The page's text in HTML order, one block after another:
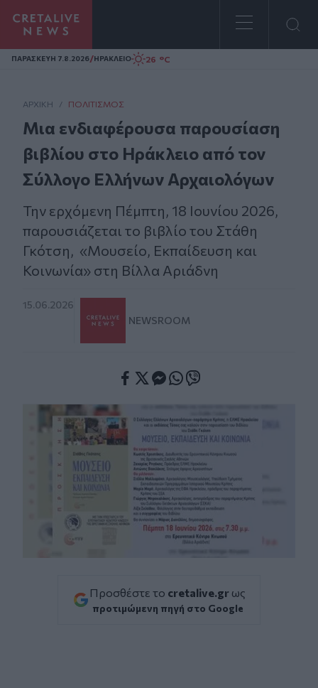
Homepage
ΠΑΡΑΣΚΕΥΗ 7.8.2026/ΗΡΑΚΛΕΙΟ 26 °C
ΑΡΧΙΚΗ / ΠΟΛΙΤΙΣΜΌΣ
Μια ενδιαφέρουσα παρουσίαση
βιβλίου στο Ηράκλειο από τον
Σύλλογο Ελλήνων Αρχαιολόγων
Την ερχόμενη Πέμπτη, 18 Ιουνίου 2026,
παρουσιάζεται το βιβλίο του Στάθη
Γκότση, «Μουσείο, Εκπαίδευση και
Κοινωνία» στη Βίλλα Αριάδνη
15.06.2026
NEWSROOM
Προσθέστε το cretalive.gr ως
προτιμώμενη πηγή στο Google